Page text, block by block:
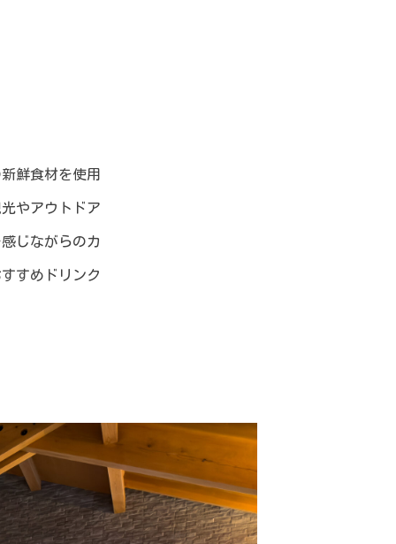
鮮食材を使用
やアウトドア
じながらのカ
すめドリンク